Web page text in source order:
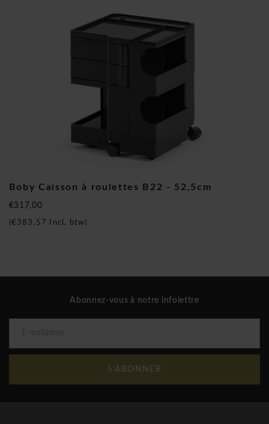
d'autres. Le célèbre multi-car B-Line Bobby est une
conception de Joe Colombo qui peut être trouvée dans
plusieurs musées, y compris le Musée d'Art Moderne, la
"Triennale" à Milan et dans de nombreux magasins de design
à travers le monde. Les produits B-Line sont souvent
disponibles dans différentes couleurs gaies.
B-Line Boby Caisson à roulettes B22
Boby Caisson à roulettes B22 - 52,5cm
€317,00
(€383,57 Incl. btw)
Abonnez-vous à notre infolettre
S'ABONNER